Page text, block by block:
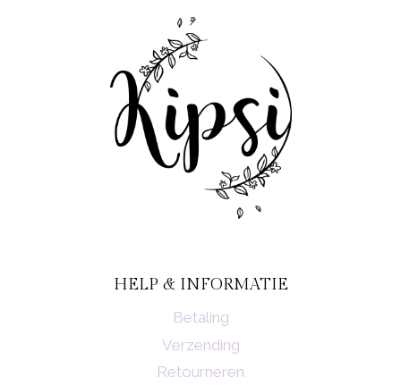
HELP & INFORMATIE
Betaling
Verzending
Retourneren